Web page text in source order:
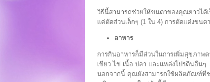
วิธีนี้สามารถช่วยให้ขนตาของคุณยาวได้
แค่ตัดส่วนเล็กๆ (1 ใน 4) การตัดแต่งขน
อาหาร
การกินอาหารก็มีส่วนในการเพิ่มสุขภาพ
เขียว ไข่ เนื้อ ปลา และแหล่งโปรตีนอื่นๆ
นอกจากนี้ คุณยังสามารถใช้ผลิตภัณฑ์ที่ช่